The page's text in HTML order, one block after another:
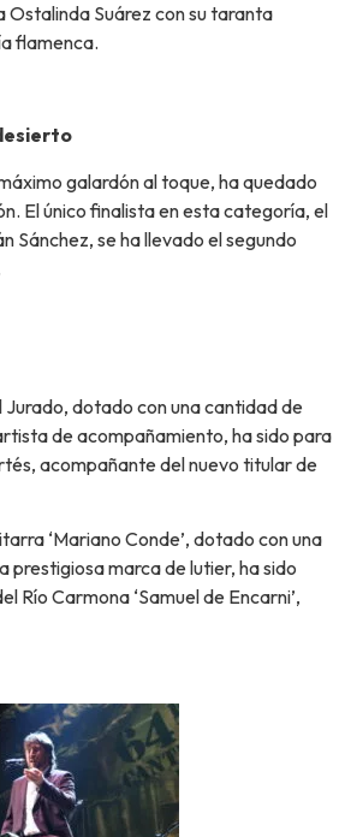
Suárez con su taranta
flamenca.
máximo galardón al toque, ha quedado
El único finalista en esta categoría, el
Sánchez, se ha llevado el segundo
Jurado, dotado con una cantidad de
de acompañamiento, ha sido para
acompañante del nuevo titular de
‘Mariano Conde’, dotado con una
prestigiosa marca de lutier, ha sido
Río Carmona ‘Samuel de Encarni’,